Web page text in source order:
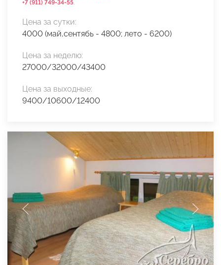
+7 (911) 749-34-55.
Цена за сутки:
4000 (май,сентябь - 4800; лето - 6200)
Цена за неделю:
27000/32000/43400
Цена за выходные:
9400/10600/12400